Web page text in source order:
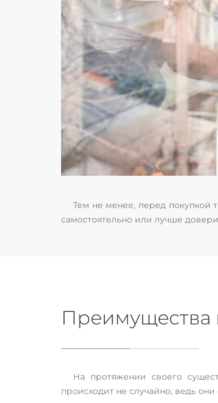
Тем не менее, перед покупкой
самостоятельно или лучше
Преимущества
На протяжении своего
происходит не случайно, ведь